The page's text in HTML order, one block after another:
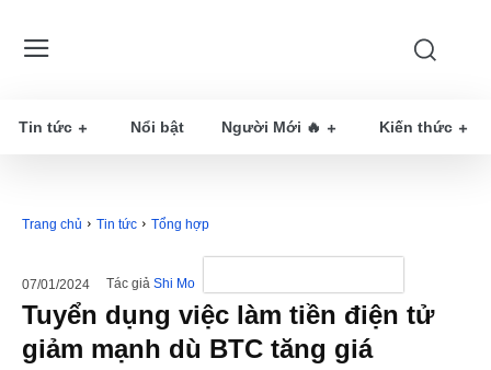
Tin tức Nổi bật Người Mới 🔥 Kiến thức
Trang chủ Tin tức Tổng hợp
07/01/2024 Tác giả Shi Mo
Tuyển dụng việc làm tiền điện tử
giảm mạnh dù BTC tăng giá